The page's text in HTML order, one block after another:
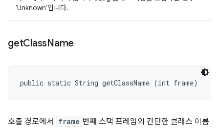
'Unknown'입니다.
getClassName
public static String getClassName (int frame)
호출 경로에서 frame 번째 스택 프레임의 간단한 클래스 이름